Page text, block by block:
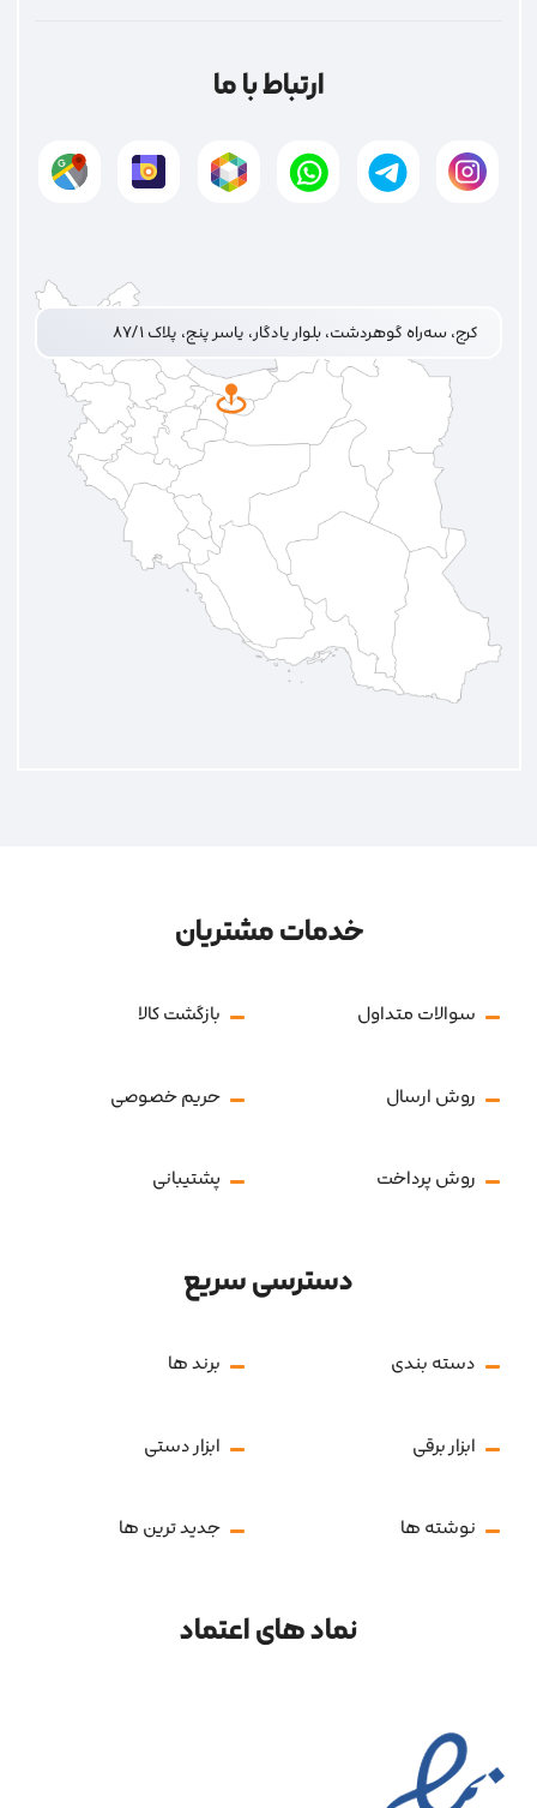
ارتباط با ما
کرج، سه‌راه گوهردشت، بلوار یادگار، یاسر پنج، پلاک ۸۷/۱
خدمات مشتریان
سوالات متداول بازگشت کالا
روش ارسال حریم خصوصی
روش پرداخت پشتیبانی
دسترسی سریع
دسته بندی برند ها
ابزار برقی ابزار دستی
نوشته ها جدید ترین ها
نماد های اعتماد